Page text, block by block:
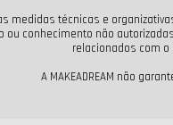
as medidas técnicas e
ou conhecimento não
relacionados com
A MAKEADREAM não